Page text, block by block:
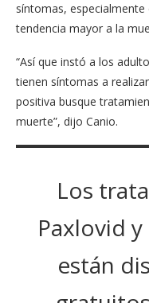
síntomas,
tendencia mayor a la
“Así que instó a los
tienen síntomas a
positiva busque
muerte”, dijo Canio.
Los
Paxlovid
están